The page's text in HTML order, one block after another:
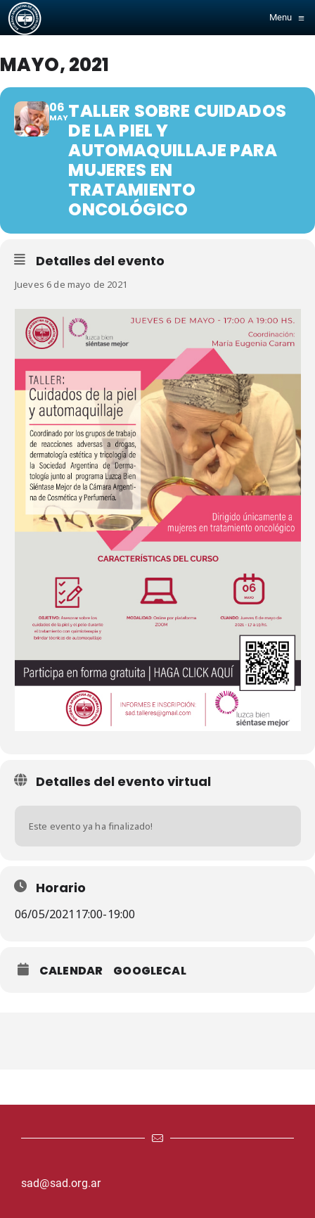
Menu ≡
MAYO, 2021
06
MAYTALLER SOBRE CUIDADOS
DE LA PIEL Y
AUTOMAQUILLAJE PARA
MUJERES EN
TRATAMIENTO
ONCOLÓGICO
Detalles del evento
Jueves 6 de mayo de 2021
Detalles del evento virtual
Este evento ya ha finalizado!
Horario
06/05/2021 17:00-19:00
CALENDAR GOOGLECAL
sad@sad.org.ar